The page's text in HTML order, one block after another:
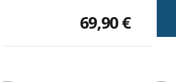
69,90 €